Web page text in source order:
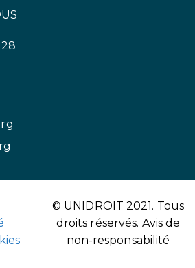
© UNIDROIT 2021. Tous
droits réservés. Avis de
non-responsabilité